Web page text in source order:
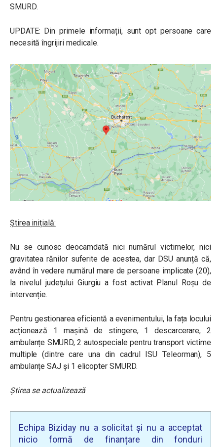
SMURD.
UPDATE: Din primele informații, sunt opt persoane care
necesită îngrijiri medicale.
Știrea inițială:
Nu se cunosc deocamdată nici numărul victimelor, nici
gravitatea rănilor suferite de acestea, dar DSU anunță că,
având în vedere numărul mare de persoane implicate (20),
la nivelul județului Giurgiu a fost activat Planul Roșu de
intervenție.
Pentru gestionarea eficientă a evenimentului, la fața locului
acționează 1 mașină de stingere, 1 descarcerare, 2
ambulanțe SMURD, 2 autospeciale pentru transport victime
multiple (dintre care una din cadrul ISU Teleorman), 5
ambulanțe SAJ și 1 elicopter SMURD.
Știrea se actualizează
Echipa Biziday nu a solicitat și nu a acceptat
nicio formă de finanțare din fonduri